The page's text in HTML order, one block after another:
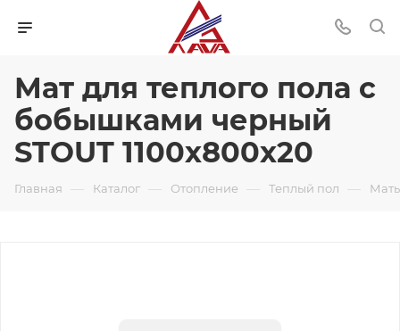
Мат для теплого пола с
бобышками черный
STOUT 1100х800х20
Главная — Каталог — Отопление — Теплый пол —